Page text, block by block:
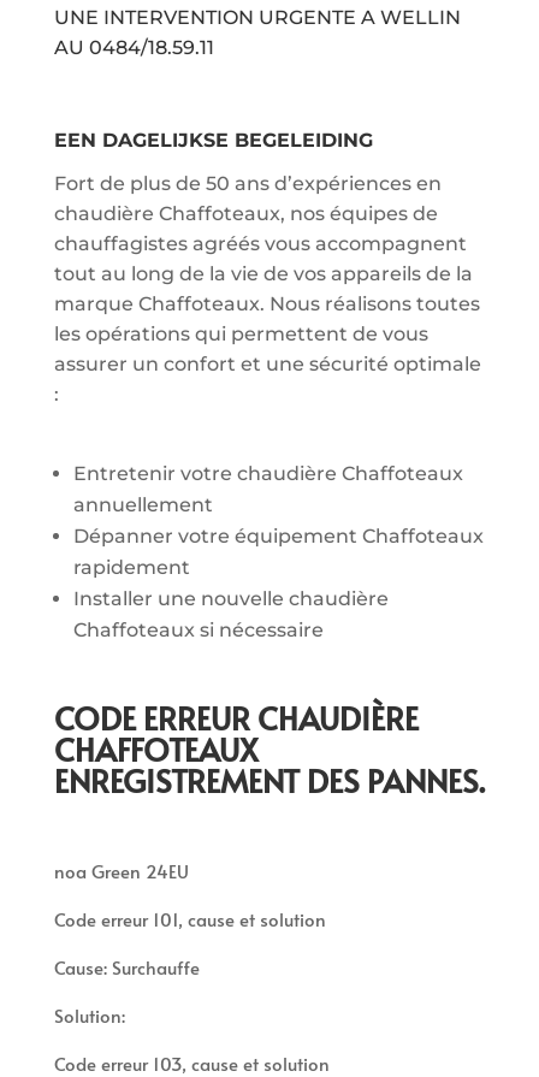
UNE INTERVENTION URGENTE A WELLIN
AU 0484/18.59.11
EEN DAGELIJKSE BEGELEIDING
Fort de plus de 50 ans d’expériences en
chaudière Chaffoteaux, nos équipes de
chauffagistes agréés vous accompagnent
tout au long de la vie de vos appareils de la
marque Chaffoteaux. Nous réalisons toutes
les opérations qui permettent de vous
assurer un confort et une sécurité optimale
:
Entretenir votre chaudière Chaffoteaux
annuellement
Dépanner votre équipement Chaffoteaux
rapidement
Installer une nouvelle chaudière
Chaffoteaux si nécessaire
CODE ERREUR CHAUDIÈRE
CHAFFOTEAUX
ENREGISTREMENT DES PANNES.
noa Green 24EU
Code erreur 101, cause et solution
Cause: Surchauffe
Solution:
Code erreur 103, cause et solution